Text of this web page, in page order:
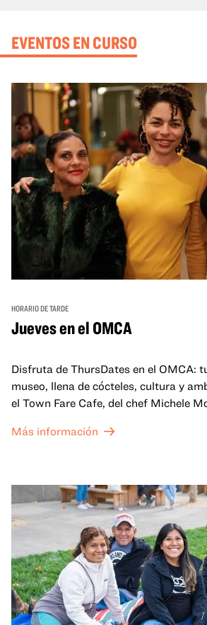
EVENTOS EN CURSO
HORARIO DE TARDE
Jueves en el OMCA
Disfruta de ThursDates en el OMCA:
museo, llena de cócteles, cultura y
el Town Fare Cafe, del chef Michele
fondo, o explora las galerías, que
adultos!
Más información